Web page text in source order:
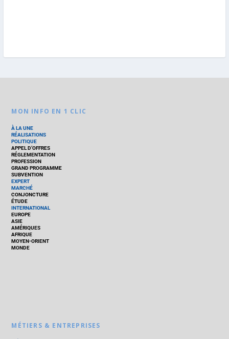
MON INFO EN 1 CLIC
À LA UNE
RÉALISATIONS
POLITIQUE
APPEL D’OFFRES
RÉGLEMENTATION
PROFESSION
GRAND PROGRAMME
SUBVENTION
EXPERT
MARCHÉ
CONJONCTURE
ÉTUDE
INTERNATIONAL
EUROPE
ASIE
AMÉRIQUES
AFRIQUE
MOYEN-ORIENT
MONDE
MÉTIERS & ENTREPRISES